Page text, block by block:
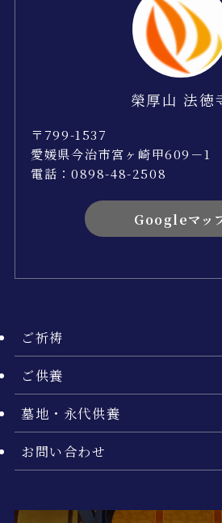
榮厚山 法徳
〒799-1537
愛媛県今治市宮ヶ崎甲609－1
電話：0898-48-2508
Googleマッ
ご祈祷
ご供養
墓地・永代供養
お問い合わせ